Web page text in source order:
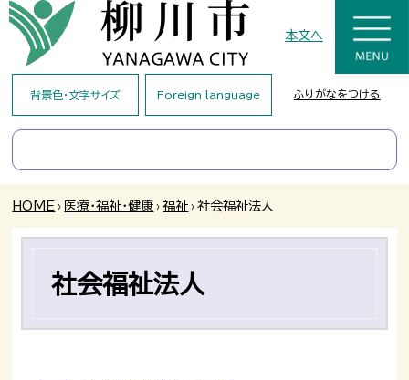
本文へ
背景色・文字サイズ Foreign language ふりがなをつける
HOME › 医療・福祉・健康 › 福祉 › 社会福祉法人
社会福祉法人